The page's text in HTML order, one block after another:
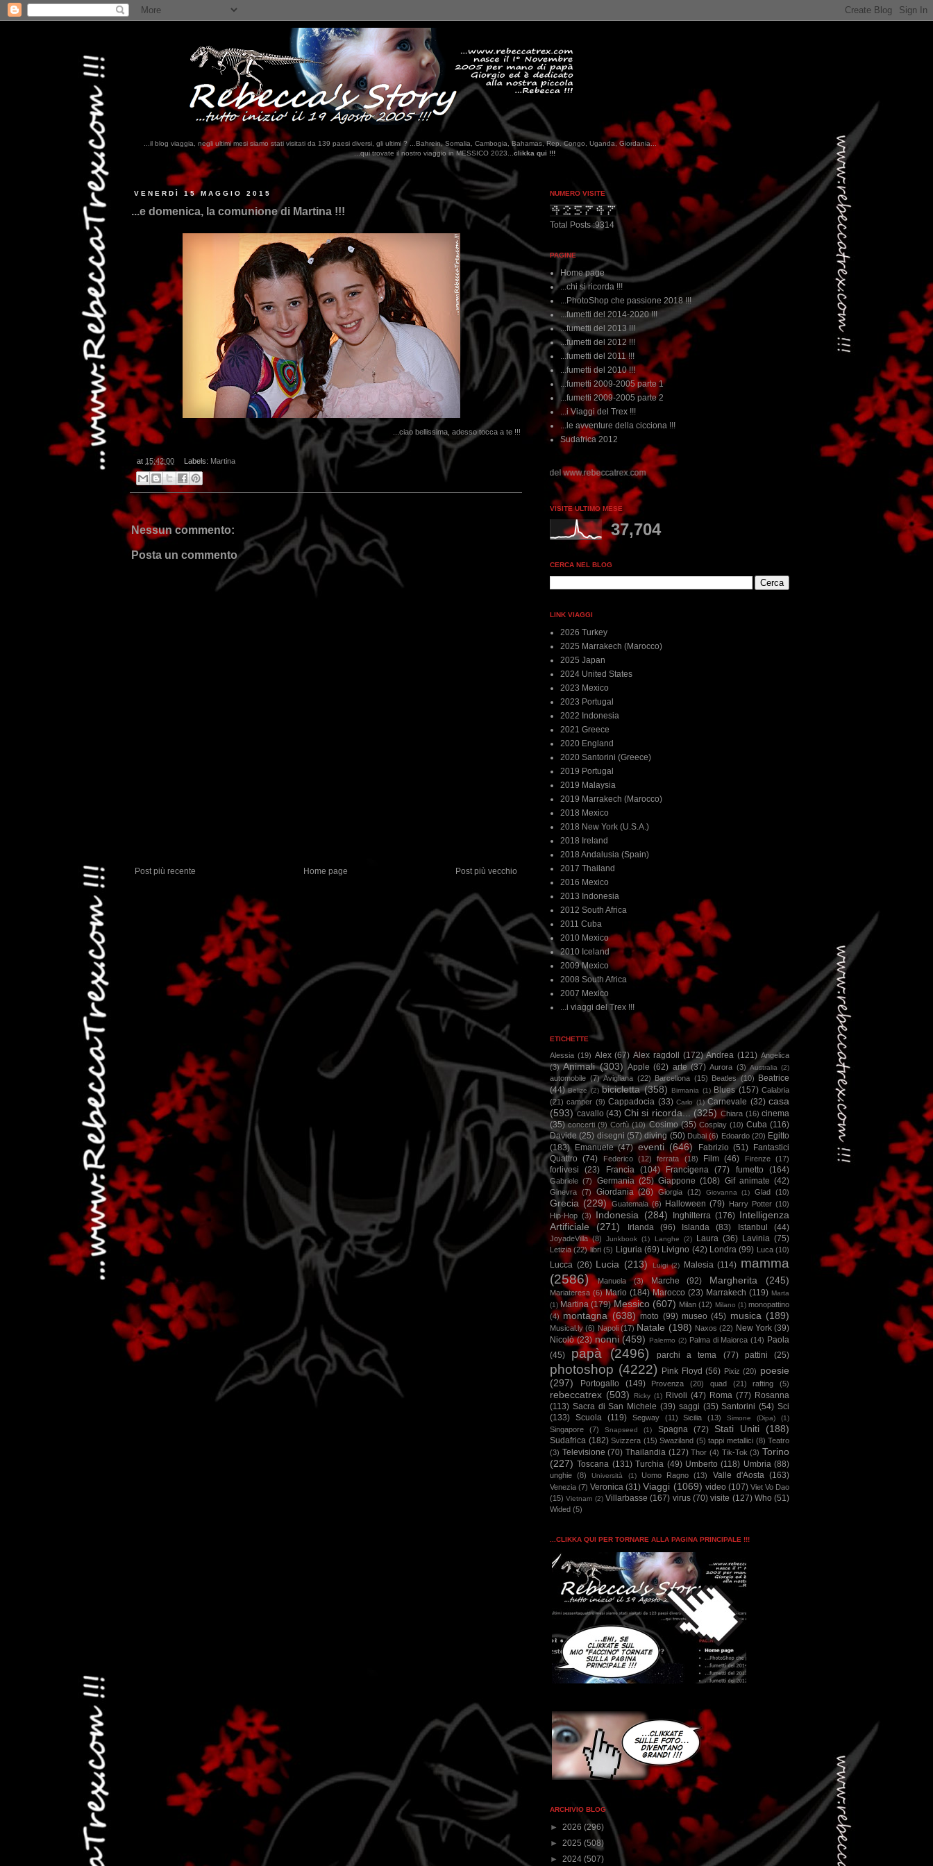
...il blog viaggia, negli ultimi mesi siamo stati visitati da 139 paesi diversi, gli ultimi ? ...Bahrein, Somalia, Cambogia, Bahamas, Rep. Congo, Uganda, Giordania...
...qui trovate il nostro viaggio in MESSICO 2023...clikka qui !!!
VENERDÌ 15 MAGGIO 2015
...e domenica, la comunione di Martina !!!
...ciao bellissima, adesso tocca a te !!!
at 15:42:00 Labels: Martina
Nessun commento:
Posta un commento
Post più recente Post più vecchio
Home page
NUMERO VISITE
Total Posts :9314
PAGINE
Home page
...chi si ricorda !!!
...PhotoShop che passione 2018 !!!
...fumetti del 2014-2020 !!!
...fumetti del 2013 !!!
...fumetti del 2012 !!!
...fumetti del 2011 !!!
...fumetti del 2010 !!!
...fumetti 2009-2005 parte 1
...fumetti 2009-2005 parte 2
...i Viaggi del Trex !!!
...le avventure della cicciona !!!
Sudafrica 2012
...dai non perdere tempo, clikka
VISITE ULTIMO MESE
37,704
CERCA NEL BLOG
LINK VIAGGI
2026 Turkey
2025 Marrakech (Marocco)
2025 Japan
2024 United States
2023 Mexico
2023 Portugal
2022 Indonesia
2021 Greece
2020 England
2020 Santorini (Greece)
2019 Portugal
2019 Malaysia
2019 Marrakech (Marocco)
2018 Mexico
2018 New York (U.S.A.)
2018 Ireland
2018 Andalusia (Spain)
2017 Thailand
2016 Mexico
2013 Indonesia
2012 South Africa
2011 Cuba
2010 Mexico
2010 Iceland
2009 Mexico
2008 South Africa
2007 Mexico
...i viaggi del Trex !!!
ETICHETTE
Alessia (19) Alex (67) Alex ragdoll (172) Andrea (121) Angelica
(3) Animali (303) Apple (62) arte (37) Aurora (3) Australia (2)
automobile (7) Avigliana (22) Barcellona (15) Beatles (10)
Beatrice
(44) Belize (2) bicicletta (358) Birmania (1) Blues (157) Calabria
(21) camper (9) Cappadocia (33) Carlo (1) Carnevale (32) casa
(593) cavallo (43) Chi si ricorda... (325) Chiara (16) cinema
(35) concerti (9) Corfù (10) Cosimo (35) Cosplay (10) Cuba (116)
Davide (25) disegni (57) diving (50) Dubai (6) Edoardo (20) Egitto
(183)
Emanuele (47) eventi (646) Fabrizio (51)
Fantastici
Quattro (74) Federico (12) ferrata (18) Film (46) Firenze (17)
forlivesi (23) Francia (104) Francigena (77) fumetto (164)
Gabriele (7) Germania (25) Giappone (108) Gif animate (42)
Ginevra (7) Giordania (26) Giorgia (12) Giovanna (1) Glad (10)
Grecia (229) Guatemala (6) Halloween (79) Harry Potter (10)
Hip-Hop (3) Indonesia (284) Inghilterra (176) Intelligenza
Artificiale
(271) Irlanda (96) Islanda (83) Istanbul (44)
JoyadeVilla (8) Junkbook (1) Langhe (2) Laura (36) Lavinia (75)
Letizia (22) libri (5) Liguria (69) Livigno (42) Londra (99) Luca (10)
Lucca (26) Lucia (213) Luigi (2) Malesia (114) mamma
(2586)
Manuela (3) Marche (92) Margherita (245)
Mariateresa (6) Mario (184) Marocco (23) Marrakech (119) Marta
(1) Martina (179) Messico (607) Milan (12) Milano (1) monopattino
(4) montagna (638) moto (99) museo (45) musica (189)
Musical.ly (6) Napoli (17) Natale (198) Naxos (22) New York (39)
Nicolò (23) nonni (459) Palermo (2) Palma di Maiorca (14) Paola
(45)
papà (2496) parchi a tema (77) pattini (25)
photoshop (4222) Pink Floyd (56) Pixiz (20) poesie
(297)
Portogallo (149) Provenza (20) quad (21) rafting (5)
rebeccatrex (503) Ricky (1) Rivoli (47) Roma (77) Rosanna
(113) Sacra di San Michele (39) saggi (35) Santorini (54) Sci
(133) Scuola (119) Segway (11) Sicilia (13) Simone (Dipa) (1)
Singapore (7) Snapseed (1) Spagna (72) Stati Uniti (188)
Sudafrica (182) Svizzera (15) Swaziland (5) tappi metallici (8) Teatro
(3) Televisione (70) Thailandia (127) Thor (4) Tik-Tok (3) Torino
(227) Toscana (131) Turchia (49) Umberto (118) Umbria (88)
unghie (8) Università (1) Uomo Ragno (13) Valle d'Aosta (163)
Venezia (7) Veronica (31) Viaggi (1069) video (107) Viet Vo Dao
(15) Vietnam (2) Villarbasse (167) virus (70) visite (127) Who (51)
Wided (5)
...CLIKKA QUI PER TORNARE ALLA PAGINA PRINCIPALE !!!
ARCHIVIO BLOG
► 2026 (296)
► 2025 (508)
► 2024 (507)